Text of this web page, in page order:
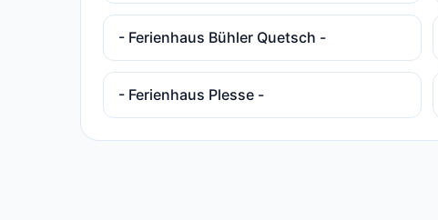
- Ferienhaus Bühler Quetsch -
- Ferienhaus Plesse -